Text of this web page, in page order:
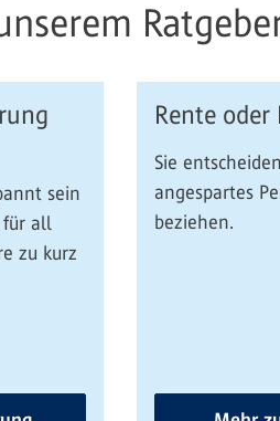
sein
für all
zu kurz
Rente oder
Sie
angespartes
beziehen.